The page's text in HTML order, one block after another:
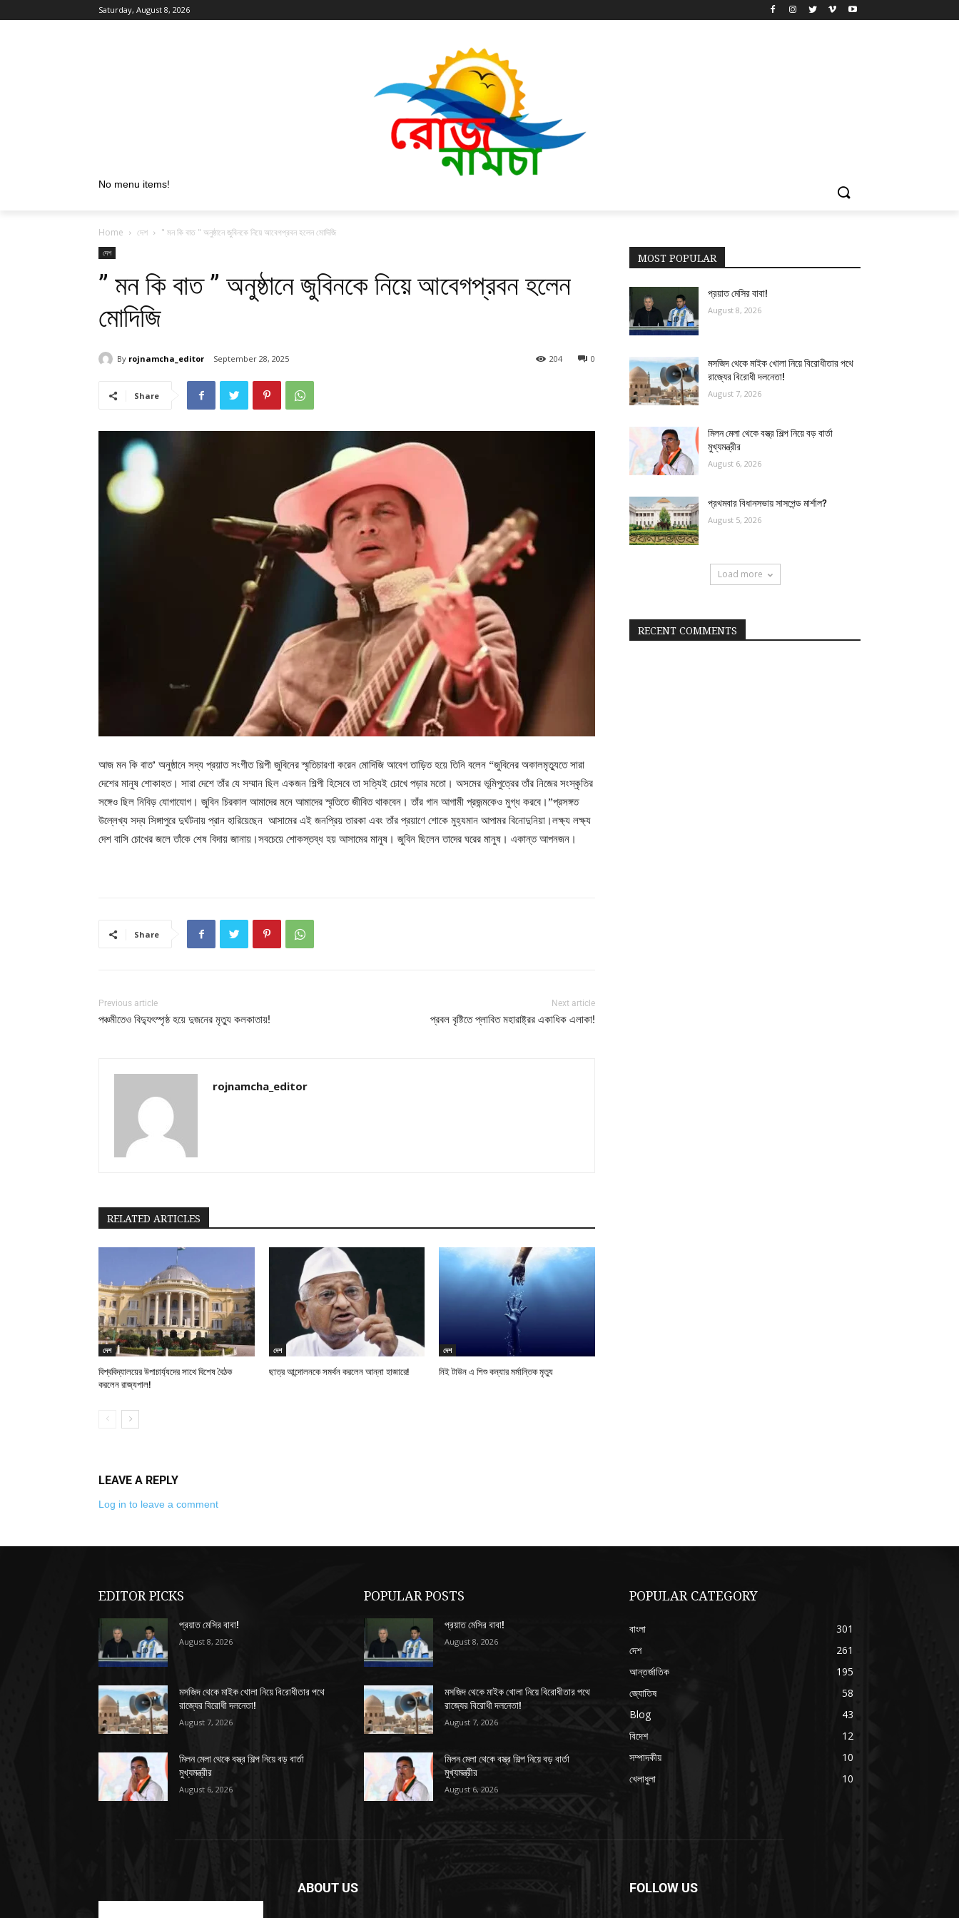
Saturday, August 8, 2026
No menu items!
Home দেশ " মন কি বাত " অনুষ্ঠানে জুবিনকে নিয়ে আবেগপ্রবন হলেন মোদিজি
দেশ
” মন কি বাত ” অনুষ্ঠানে জুবিনকে নিয়ে আবেগপ্রবন হলেন
মোদিজি
By rojnamcha_editor September 28, 2025 0
204
Share
আজ মন কি বাত’ অনুষ্ঠানে সদ্য প্রয়াত সংগীত শিল্পী জুবিনের স্মৃতিচারণা করেন মোদিজি আবেগ তাড়িত হয়ে তিনি বলেন “জুবিনের অকালমৃত্যুতে সারা
দেশের মানুষ শোকাহত। সারা দেশে তাঁর যে সম্মান ছিল একজন শিল্পী হিসেবে তা সত্যিই চোখে পড়ার মতো। অসমের ভূমিপুত্রের তাঁর নিজের সংস্কৃতির
সঙ্গেও ছিল নিবিড় যোগাযোগ। জুবিন চিরকাল আমাদের মনে আমাদের স্মৃতিতে জীবিত থাকবেন। তাঁর গান আগামী প্রজন্মকেও মুগ্ধ করবে।”প্রসঙ্গত
উল্লেখ্য সদ্য সিঙ্গাপুরে দুর্ঘটনায় প্রান হারিয়েছেন আসামের এই জনপ্রিয় তারকা এবং তাঁর প্রয়াণে শোকে মুহ্যমান আপামর বিনোদুনিয়া।লক্ষ্য লক্ষ্য
দেশ বাসি চোখের জলে তাঁকে শেষ বিদায় জানায়।সবচেয়ে শোকস্তব্ধ হয় আসামের মানুষ। জুবিন ছিলেন তাদের ঘরের মানুষ। একান্ত আপনজন।
Share
Previous article
পঞ্চমীতেও বিদ্যুৎস্পৃষ্ঠ হয়ে দুজনের মৃত্যু কলকাতায়!
Next article
প্রবল বৃষ্টিতে প্লাবিত মহারাষ্ট্রর একাধিক এলাকা!
rojnamcha_editor
RELATED ARTICLES
দেশ
বিশ্ববিদ্যালয়ের উপাচার্য্যদের সাথে বিশেষ বৈঠক
করলেন রাজ্যপাল!
দেশ
ছাত্র আন্দোলনকে সমর্থন করলেন আন্না হাজারে!
দেশ
নিই টাউন এ শিশু কন্যার মর্মান্তিক মৃত্যু
LEAVE A REPLY
Log in to leave a comment
MOST POPULAR
প্রয়াত মেসির বাবা!
August 8, 2026
মসজিদ থেকে মাইক খোলা নিয়ে বিরোধীতার পথে
রাজ্যের বিরোধী দলনেতা!
August 7, 2026
মিলন মেলা থেকে বস্ত্র শিল্প নিয়ে বড় বার্তা
মুখ্যমন্ত্রীর
August 6, 2026
প্রথমবার বিধানসভায় সাসপেন্ড মার্শাল?
August 5, 2026
Load more
RECENT COMMENTS
EDITOR PICKS
প্রয়াত মেসির বাবা!
August 8, 2026
মসজিদ থেকে মাইক খোলা নিয়ে বিরোধীতার পথে
রাজ্যের বিরোধী দলনেতা!
August 7, 2026
মিলন মেলা থেকে বস্ত্র শিল্প নিয়ে বড় বার্তা
মুখ্যমন্ত্রীর
August 6, 2026
POPULAR POSTS
প্রয়াত মেসির বাবা!
August 8, 2026
মসজিদ থেকে মাইক খোলা নিয়ে বিরোধীতার পথে
রাজ্যের বিরোধী দলনেতা!
August 7, 2026
মিলন মেলা থেকে বস্ত্র শিল্প নিয়ে বড় বার্তা
মুখ্যমন্ত্রীর
August 6, 2026
POPULAR CATEGORY
বাংলা
301
দেশ
261
আন্তর্জাতিক
195
জ্যোতিষ
58
Blog
43
বিদেশ
12
সম্পাদকীয়
10
খেলাধুলা
10
ABOUT US FOLLOW US